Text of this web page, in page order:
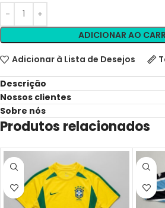
ADICIONAR AO
Adicionar à Lista de Desejos
Descrição
Nossos clientes
Sobre nós
Produtos relacionados